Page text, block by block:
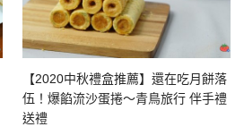
【2020中秋禮盒推薦】還在吃月餅落
伍！爆餡流沙蛋捲～青鳥旅行 伴手禮
送禮